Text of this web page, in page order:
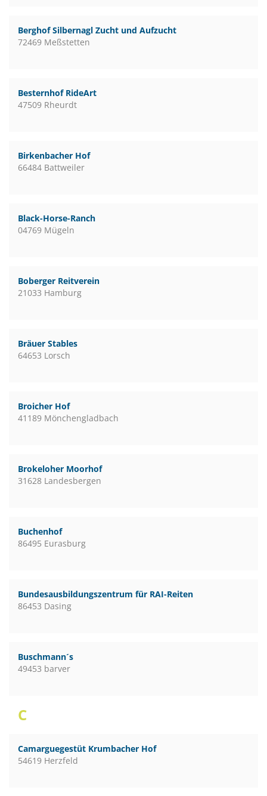
Berghof Silbernagl Zucht und Aufzucht
72469 Meßstetten
Besternhof RideArt
47509 Rheurdt
Birkenbacher Hof
66484 Battweiler
Black-Horse-Ranch
04769 Mügeln
Boberger Reitverein
21033 Hamburg
Bräuer Stables
64653 Lorsch
Broicher Hof
41189 Mönchengladbach
Brokeloher Moorhof
31628 Landesbergen
Buchenhof
86495 Eurasburg
Bundesausbildungszentrum für RAI-Reiten
86453 Dasing
Buschmann´s
49453 barver
C
Camarguegestüt Krumbacher Hof
54619 Herzfeld